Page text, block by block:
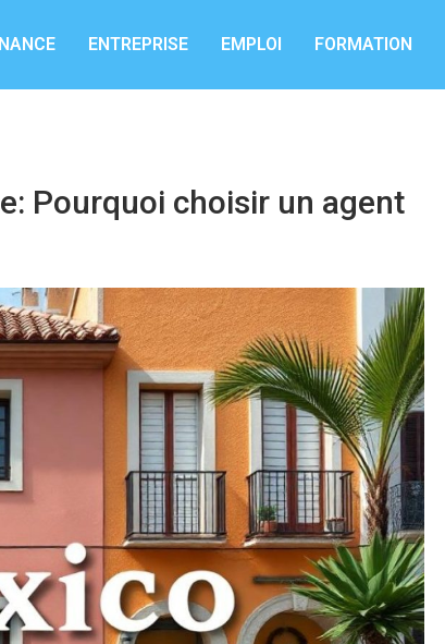
ENTREPRISE EMPLOI FORMATION
Pourquoi choisir un agent